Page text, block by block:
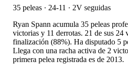
35 peleas · 24-11 · 2V seguidas
Ryan Spann acumula 35 peleas
victorias y 11 derrotas. 21 de sus 24
finalización (88%). Ha disputado 5
Llega con una racha activa de 2
primera pelea registrada es de 2013.